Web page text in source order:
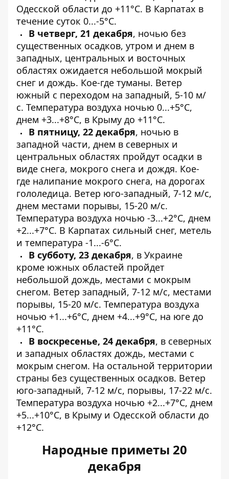
Одесской области до +11°С. В Карпатах в
течение суток 0...-5°С.
В четверг, 21 декабря, ночью без
существенных осадков, утром и днем ​​в
западных, центральных и восточных
областях ожидается небольшой мокрый
снег и дождь. Кое-где туманы. Ветер
южный с переходом на западный, 5-10 м/
с. Температура воздуха ночью 0...+5°С,
днем ​​+3...+8°С, в Крыму до +11°С.
В пятницу, 22 декабря, ночью в
западной части, днем ​​в северных и
центральных областях пройдут осадки в
виде снега, мокрого снега и дождя. Кое-
где налипание мокрого снега, на дорогах
гололедица. Ветер юго-западный, 7-12 м/с,
днем ​​местами порывы, 15-20 м/с.
Температура воздуха ночью -3...+2°С, днем
​​+2...+7°С. В Карпатах сильный снег, метель
и температура -1...-6°С.
В субботу, 23 декабря, в Украине
кроме южных областей пройдет
небольшой дождь, местами с мокрым
снегом. Ветер западный, 7-12 м/с, местами
порывы, 15-20 м/с. Температура воздуха
ночью +1...+6°С, днем ​​+4...+9°С, на юге до
+11°С.
В воскресенье, 24 декабря, в северных
и западных областях дождь, местами с
мокрым снегом. На остальной территории
страны без существенных осадков. Ветер
юго-западный, 7-12 м/с, порывы, 17-22 м/с.
Температура воздуха ночью +2...+7°С, днем
​​+5...+10°С, в Крыму и Одесской области до
+12°С.
Народные приметы 20
декабря